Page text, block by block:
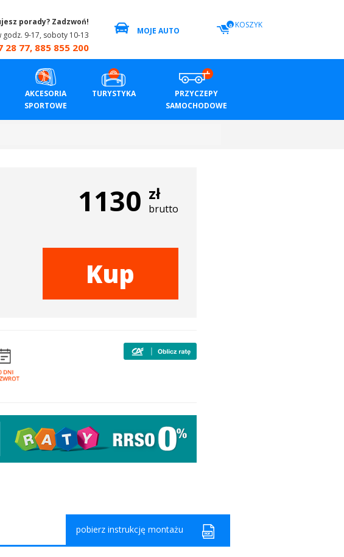
porady? Zadzwoń!
godz. 9-17, soboty 10-13
28 77, 885 855 200
MOJE AUTO
0 KOSZYK
AKCESORIA
SPORTOWE
TURYSTYKA
PRZYCZEPY
SAMOCHODOWE
1130 zł
brutto
Kup
pobierz instrukcję montażu